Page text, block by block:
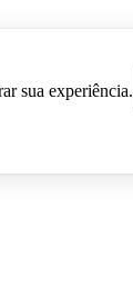
sua experiência.